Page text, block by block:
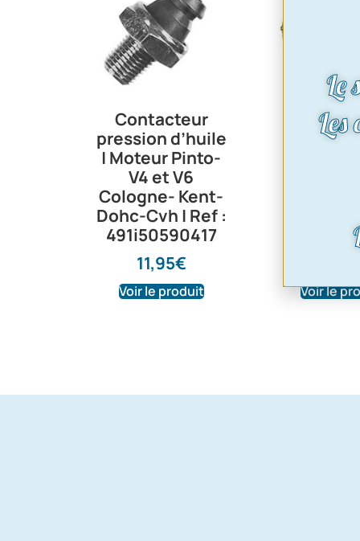
Contacteur
pression d’huile
| Moteur Pinto-
V4 et V6
Cologne- Kent-
Dohc-Cvh | Ref :
491i50590417
11,95€
Voir le produit
Joints
8,60
Voir le
Le